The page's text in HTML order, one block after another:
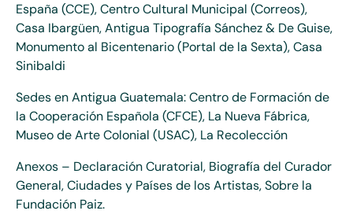
España (CCE), Centro Cultural Municipal (Correos),
Casa Ibargüen, Antigua Tipografía Sánchez & De Guise,
Monumento al Bicentenario (Portal de la Sexta), Casa
Sinibaldi
Sedes en Antigua Guatemala: Centro de Formación de
la Cooperación Española (CFCE), La Nueva Fábrica,
Museo de Arte Colonial (USAC), La Recolección
Anexos – Declaración Curatorial, Biografía del Curador
General, Ciudades y Países de los Artistas, Sobre la
Fundación Paiz.